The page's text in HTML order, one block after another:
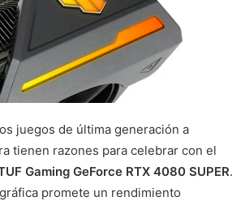
juegos de última generación a
tienen razones para celebrar con el
Gaming GeForce RTX 4080 SUPER.
promete un rendimiento